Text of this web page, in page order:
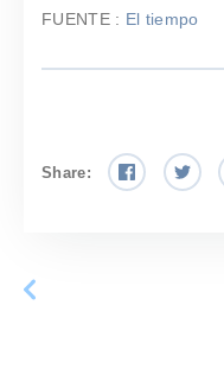
FUENTE : El tiempo
Share: